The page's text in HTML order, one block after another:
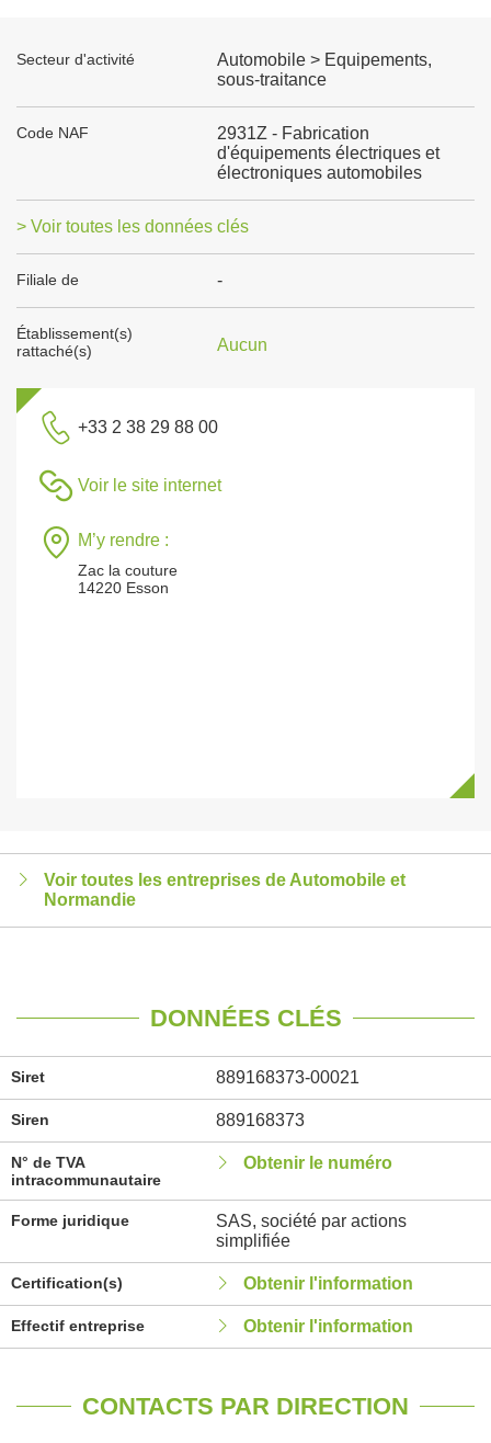
Secteur d'activité
Automobile > Equipements,
sous-traitance
Code NAF
2931Z - Fabrication
d'équipements électriques et
électroniques automobiles
> Voir toutes les données clés
Filiale de -
Établissement(s)
rattaché(s)
Aucun
+33 2 38 29 88 00
Voir le site internet
M’y rendre :
Zac la couture
14220 Esson
Voir toutes les entreprises de Automobile et
Normandie
DONNÉES CLÉS
Siret 889168373-00021
Siren 889168373
N° de TVA
intracommunautaire
Obtenir le numéro
Forme juridique
SAS, société par actions
simplifiée
Certification(s) Obtenir l'information
Effectif entreprise Obtenir l'information
CONTACTS PAR DIRECTION